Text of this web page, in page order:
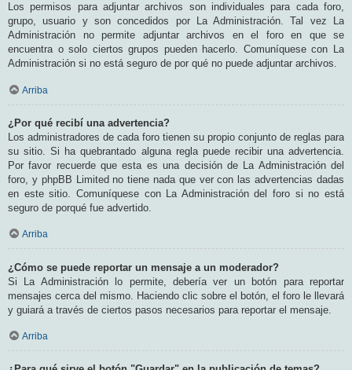
Los permisos para adjuntar archivos son individuales para cada foro,
grupo, usuario y son concedidos por La Administración. Tal vez La
Administración no permite adjuntar archivos en el foro en que se
encuentra o solo ciertos grupos pueden hacerlo. Comuníquese con La
Administración si no está seguro de por qué no puede adjuntar archivos.
Arriba
¿Por qué recibí una advertencia?
Los administradores de cada foro tienen su propio conjunto de reglas para
su sitio. Si ha quebrantado alguna regla puede recibir una advertencia.
Por favor recuerde que esta es una decisión de La Administración del
foro, y phpBB Limited no tiene nada que ver con las advertencias dadas
en este sitio. Comuníquese con La Administración del foro si no está
seguro de porqué fue advertido.
Arriba
¿Cómo se puede reportar un mensaje a un moderador?
Si La Administración lo permite, debería ver un botón para reportar
mensajes cerca del mismo. Haciendo clic sobre el botón, el foro le llevará
y guiará a través de ciertos pasos necesarios para reportar el mensaje.
Arriba